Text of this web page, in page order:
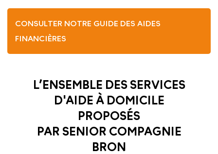
CONSULTER NOTRE GUIDE DES AIDES
FINANCIÈRES
L’ENSEMBLE DES SERVICES
D'AIDE À DOMICILE
PROPOSÉS
PAR SENIOR COMPAGNIE
BRON